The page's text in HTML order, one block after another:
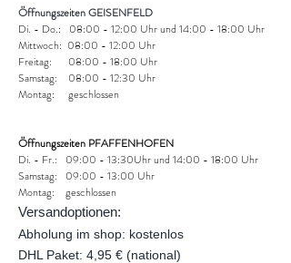
Öffnungszeiten GEISENFELD
Di. - Do.: 08:00 - 12:00 Uhr und 14:00 - 18:00 Uhr
Mittwoch: 08:00 - 12:00 Uhr
Freitag: 08:00 - 18:00 Uhr
Samstag: 08:00 - 12:30 Uhr
Montag: geschlossen
Öffnungszeiten PFAFFENHOFEN
Di. - Fr.: 09:00 - 13:30Uhr und 14:00 - 18:00 Uhr
Samstag: 09:00 - 13:00 Uhr
Montag: geschlossen
Versandoptionen:
Abholung im shop: kostenlos
DHL Paket: 4,95 € (national)